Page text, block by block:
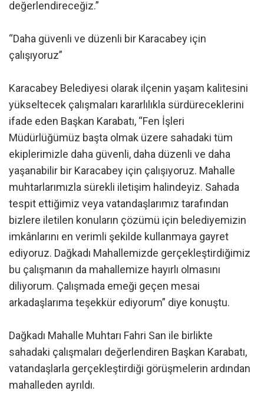
değerlendireceğiz.”
“Daha güvenli ve düzenli bir Karacabey için
çalışıyoruz”
Karacabey Belediyesi olarak ilçenin yaşam kalitesini
yükseltecek çalışmaları kararlılıkla sürdüreceklerini
ifade eden Başkan Karabatı, “Fen İşleri
Müdürlüğümüz başta olmak üzere sahadaki tüm
ekiplerimizle daha güvenli, daha düzenli ve daha
yaşanabilir bir Karacabey için çalışıyoruz. Mahalle
muhtarlarımızla sürekli iletişim halindeyiz. Sahada
tespit ettiğimiz veya vatandaşlarımız tarafından
bizlere iletilen konuların çözümü için belediyemizin
imkânlarını en verimli şekilde kullanmaya gayret
ediyoruz. Dağkadı Mahallemizde gerçekleştirdiğimiz
bu çalışmanın da mahallemize hayırlı olmasını
diliyorum. Çalışmada emeği geçen mesai
arkadaşlarıma teşekkür ediyorum” diye konuştu.
Dağkadı Mahalle Muhtarı Fahri San ile birlikte
sahadaki çalışmaları değerlendiren Başkan Karabatı,
vatandaşlarla gerçekleştirdiği görüşmelerin ardından
mahalleden ayrıldı.